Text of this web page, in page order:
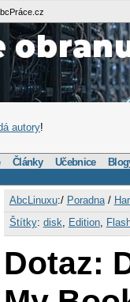
autory!
Články Učebnice
AbcLinuxu:/ Poradna/
Štítky: disk Edition,
Dotaz: